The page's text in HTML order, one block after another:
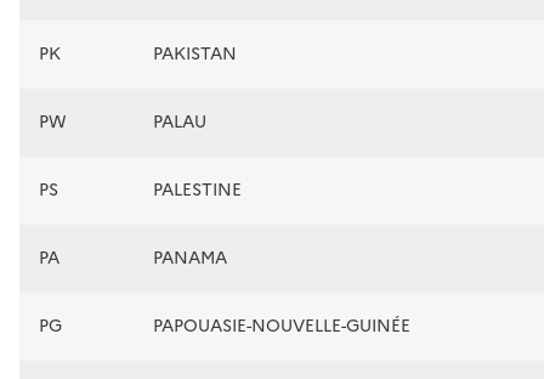
PK PAKISTAN
PW PALAU
PS PALESTINE
PA PANAMA
PG PAPOUASIE-NOUVELLE-GUINÉE